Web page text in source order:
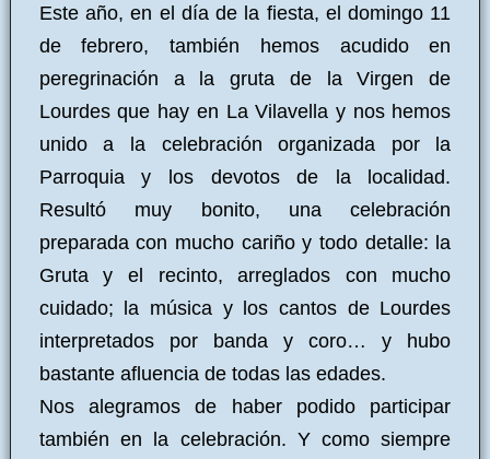
Este año, en el día de la fiesta, el domingo 11
de febrero, también hemos acudido en
peregrinación a la gruta de la Virgen de
Lourdes que hay en La Vilavella y nos hemos
unido a la celebración organizada por la
Parroquia y los devotos de la localidad.
Resultó muy bonito, una celebración
preparada con mucho cariño y todo detalle: la
Gruta y el recinto, arreglados con mucho
cuidado; la música y los cantos de Lourdes
interpretados por banda y coro… y hubo
bastante afluencia de todas las edades.
Nos alegramos de haber podido participar
también en la celebración. Y como siempre